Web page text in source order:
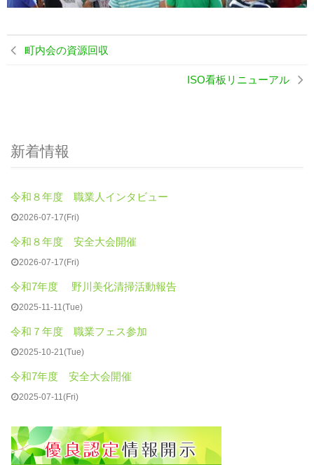
町内会の資源回収
ISO看板リニューアル
新着情報
令和８年度 職業人インタビュー
2026-07-17(Fri)
令和８年度 安全大会開催
2026-07-17(Fri)
令和7年度 野川美化清掃活動報告
2025-11-11(Tue)
令和７年度 職業フェス参加
2025-10-21(Tue)
令和7年度 安全大会開催
2025-07-11(Fri)